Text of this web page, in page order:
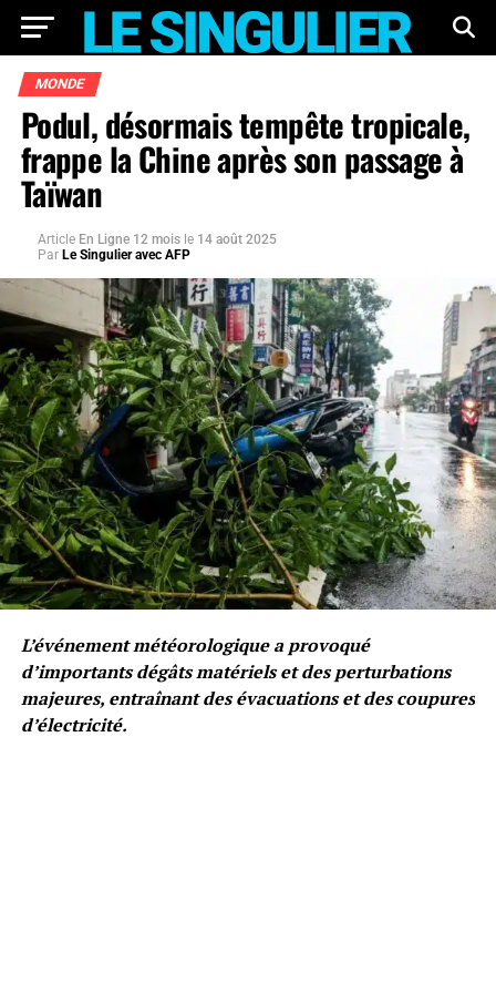
MONDE
Podul, désormais tempête tropicale,
frappe la Chine après son passage à
Taïwan
Article En Ligne 12 mois le 14 août 2025
Par Le Singulier avec AFP
L’événement météorologique a provoqué
d’importants dégâts matériels et des perturbations
majeures, entraînant des évacuations et des coupures
d’électricité.